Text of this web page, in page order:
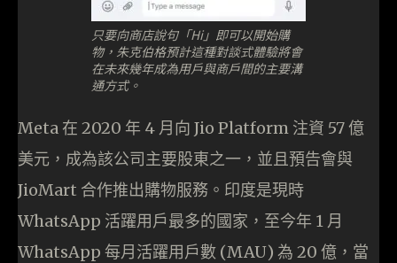
只要向商店說句「Hi」即可以開始購
物，朱克伯格預計這種對談式體驗將會
在未來幾年成為用戶與商戶間的主要溝
通方式。
Meta 在 2020 年 4 月向 Jio Platform 注資 57 億
美元，成為該公司主要股東之一，並且預告會與
JioMart 合作推出購物服務。印度是現時
WhatsApp 活躍用戶最多的國家，至今年 1 月
WhatsApp 每月活躍用戶數 (MAU) 為 20 億，當